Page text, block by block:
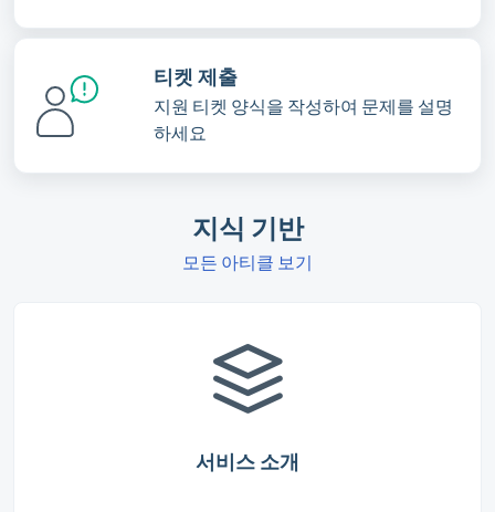
티켓 제출
지원 티켓 양식을 작성하여 문제를 설명
하세요
지식 기반
모든 아티클 보기
서비스 소개